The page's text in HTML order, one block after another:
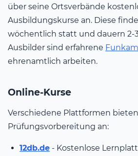
über seine Ortsverbände
Ausbildungskurse an. Diese
wöchentlich statt und dauern 2-
Ausbilder sind erfahrene
ehrenamtlich arbeiten.
Online-Kurse
Verschiedene Plattformen
Prüfungsvorbereitung an:
12db.de - Kostenlose